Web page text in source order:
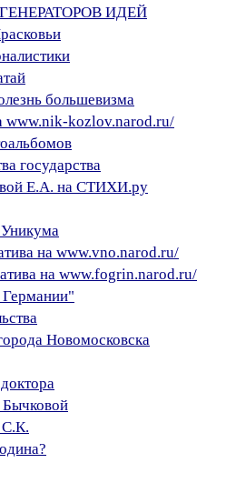
ИДЕЙ
большевизма
www.nik-kozlov.narod.ru/
государства
Е.А. на СТИХИ.ру
на www.vno.narod.ru/
на www.fogrin.narod.ru/
Германии"
Новомосковска
С.К.